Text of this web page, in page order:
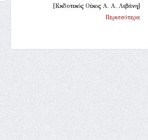
[Εκδοτικός Οίκος Α. Α. Λιβάνη]
Περισσότερα